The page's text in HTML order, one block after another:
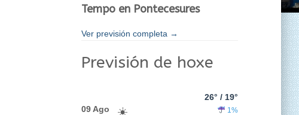
Tempo en Pontecesures
Ver previsión completa →
Previsión de hoxe
09 Ago
26° / 19°
1%